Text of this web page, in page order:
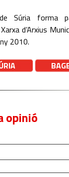
de Súria forma
d’Arxius
2010.
opinió